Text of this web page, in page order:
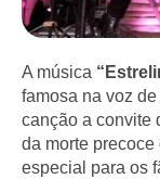
A música
famosa na voz
canção a convite
da morte
especial para os